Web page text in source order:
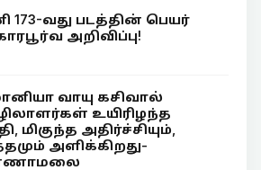
173-வது படத்தின் பெயர்
அறிவிப்பு!
வாயு கசிவால்
உயிரிழந்த
மிகுந்த அதிர்ச்சியும்,
அளிக்கிறது-